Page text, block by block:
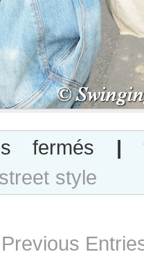
fermés Carson
Zehner
after
|
street style